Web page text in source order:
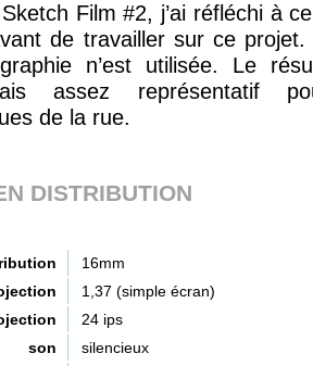
Film #2, j’ai réfléchi à
de travailler sur ce projet.
n’est utilisée. Le
assez représentatif
de la rue.
DISTRIBUTION
16mm
1,37 (simple écran)
24 ips
son
silencieux